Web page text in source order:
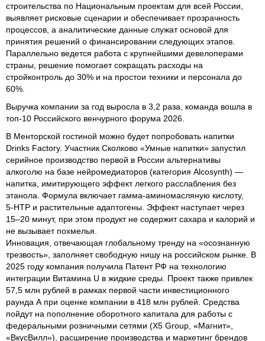
строительства по Национальным проектам для всей России,
выявляет рисковые сценарии и обеспечивает прозрачность
процессов, а аналитические данные служат основой для
принятия решений о финансировании следующих этапов.
Параллельно ведется работа с крупнейшими девелоперами
страны, решение помогает сокращать расходы на
стройконтроль до 30% и на простои техники и персонала до
60%.
Выручка компании за год выросла в 3,2 раза, команда вошла в
топ-10 Российского венчурного форума 2026.
В Менторской гостиной можно будет попробовать напитки
Drinks Factory. Участник Сколково «Умные напитки» запустил
серийное производство первой в России альтернативы
алкоголю на базе нейромедиаторов (категория Alcosynth) —
напитка, имитирующего эффект легкого расслабления без
этанола. Формула включает гамма‑аминомасляную кислоту,
5‑HTP и растительные адаптогены. Эффект наступает через
15–20 минут, при этом продукт не содержит сахара и калорий и
не вызывает похмелья.
Инновация, отвечающая глобальному тренду на «осознанную
трезвость», заполняет свободную нишу на российском рынке. В
2025 году компания получила Патент РФ на технологию
интеграции Витамина U в жидкие среды. Проект также привлек
57,5 млн рублей в рамках первой части инвестиционного
раунда А при оценке компании в 418 млн рублей. Средства
пойдут на пополнение оборотного капитала для работы с
федеральными розничными сетями (X5 Group, «Магнит»,
«ВкусВилл»), расширение производства и маркетинг брендов